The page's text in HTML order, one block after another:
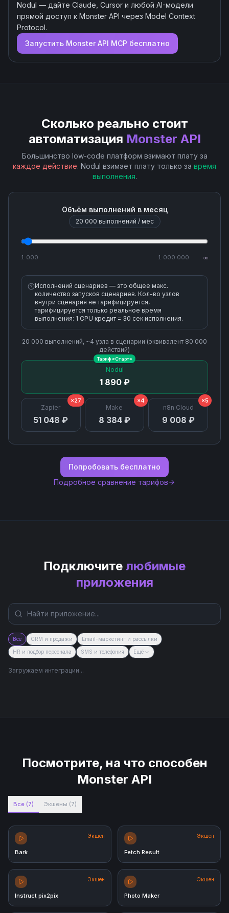
Nodul — дайте Claude, Cursor и любой AI-модели
прямой доступ к Monster API через Model Context
Protocol.
Запустить Monster API MCP бесплатно
Сколько реально стоит
автоматизация Monster API
Большинство low-code платформ взимают плату за
каждое действие. Nodul взимает плату только за время
выполнения.
Объём выполнений в месяц
20 000 выполнений / мес
1 000 1 000 000 ∞
Исполнений сценариев — это общее макс.
количество запусков сценариев. Кол-во узлов
внутри сценария не тарифицируется,
тарифицируется только реальное время
выполнения: 1 CPU кредит = 30 сек исполнения.
20 000 выполнений, ~4 узла в сценарии (эквивалент 80 000
действий)
Nodul
1 890 ₽
Тариф «Старт»
Zapier
51 048 ₽
×27
Make
8 384 ₽
×4
n8n Cloud
9 008 ₽
×5
Попробовать бесплатно
Подробное сравнение тарифов
Подключите любимые
приложения
Все CRM и продажи Email-маркетинг и рассылки
HR и подбор персонала SMS и телефония Ещё
Загружаем интеграции...
Посмотрите, на что способен
Monster API
Все (7) Экшены (7)
Экшен
Bark
Экшен
Fetch Result
Экшен
Instruct pix2pix
Экшен
Photo Maker